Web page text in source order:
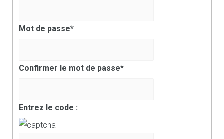
Mot de passe*
Confirmer le mot de passe*
Entrez le code :